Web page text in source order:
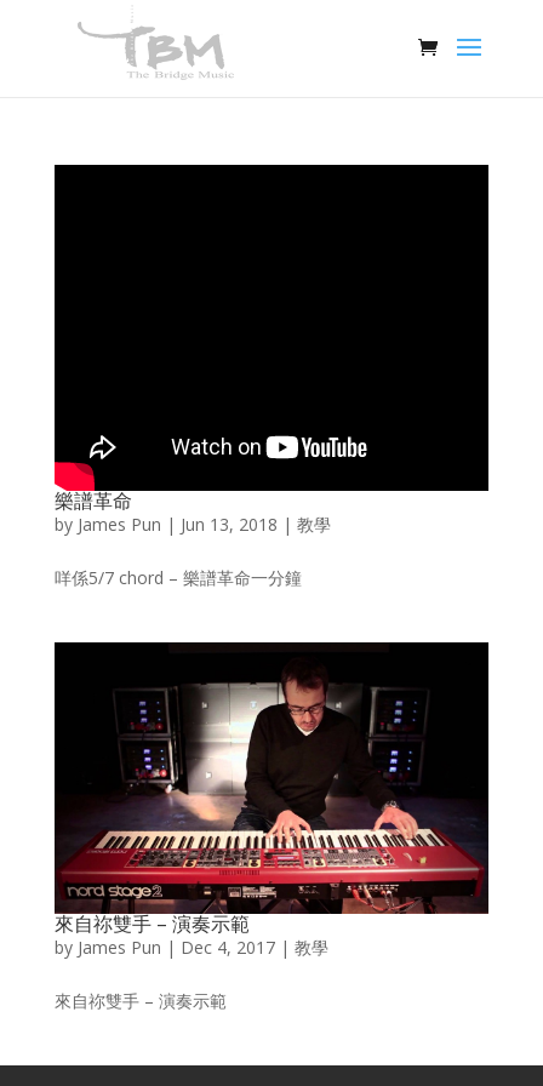
樂譜革命
by James Pun | Jun 13, 2018 | 教學
咩係5/7 chord – 樂譜革命一分鐘
來自祢雙手 – 演奏示範
by James Pun | Dec 4, 2017| 教學
來自祢雙手 – 演奏示範